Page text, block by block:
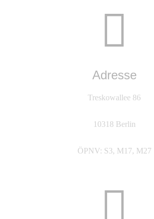
Adresse
Treskowallee 86
10318 Berlin
ÖPNV: S3, M17, M27